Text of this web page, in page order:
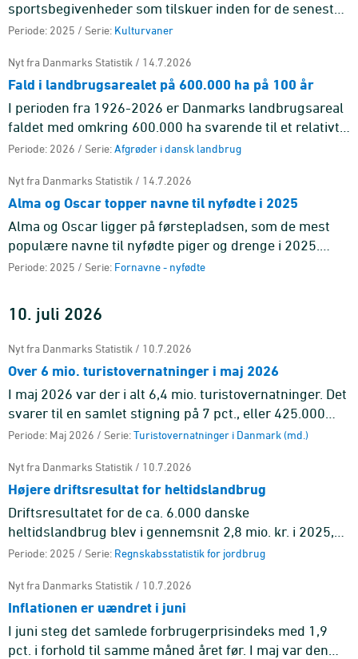
sportsbegivenheder som tilskuer inden for de seneste
12 måneder. De yngste er oftest på stadion. 18 pct.
Periode: 2025 / Serie: Kulturvaner
Nyt fra Danmarks Statistik / 14.7.2026
Fald i landbrugsarealet på 600.000 ha på 100 år
I perioden fra 1926-2026 er Danmarks landbrugsareal
faldet med omkring 600.000 ha svarende til et relativt
fald på 19 pct. Landbrugsarealet toppede i 1938 med
Periode: 2026 / Serie:Afgrøder i dansk landbrug
Nyt fra Danmarks Statistik / 14.7.2026
Alma og Oscar topper navne til nyfødte i 2025
Alma og Oscar ligger på førstepladsen, som de mest
populære navne til nyfødte piger og drenge i 2025.
Begge navne har været på førstepladsen før.
Periode: 2025 / Serie: Fornavne - nyfødte
10. juli 2026
Nyt fra Danmarks Statistik / 10.7.2026
Over 6 mio. turistovernatninger i maj 2026
I maj 2026 var der i alt 6,4 mio. turistovernatninger. Det
svarer til en samlet stigning på 7 pct., eller 425.000
flere overnatninger end i maj 2025. Overnatninger på
Periode: Maj 2026 / Serie:Turistovernatninger i Danmark (md.)
Nyt fra Danmarks Statistik / 10.7.2026
Højere driftsresultat for heltidslandbrug
Driftsresultatet for de ca. 6.000 danske
heltidslandbrug blev i gennemsnit 2,8 mio. kr. i 2025,
hvilket var 1,3 mio. kr. mere end i 2024. Resultatet er en
Periode: 2025 / Serie: Regnskabsstatistik for jordbrug
Nyt fra Danmarks Statistik / 10.7.2026
Inflationen er uændret i juni
I juni steg det samlede forbrugerprisindeks med 1,9
pct. i forhold til samme måned året før. I maj var den